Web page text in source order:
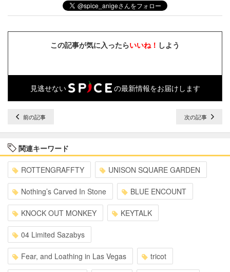
この記事が気に入ったらいいね！ しよう
見逃せない の最新情報をお届けします
前の記事 次の記事
関連キーワード
ROTTENGRAFFTY UNISON SQUARE GARDEN
Nothing’s Carved In Stone BLUE ENCOUNT
KNOCK OUT MONKEY KEYTALK
04 Limited Sazabys
Fear, and Loathing in Las Vegas tricot